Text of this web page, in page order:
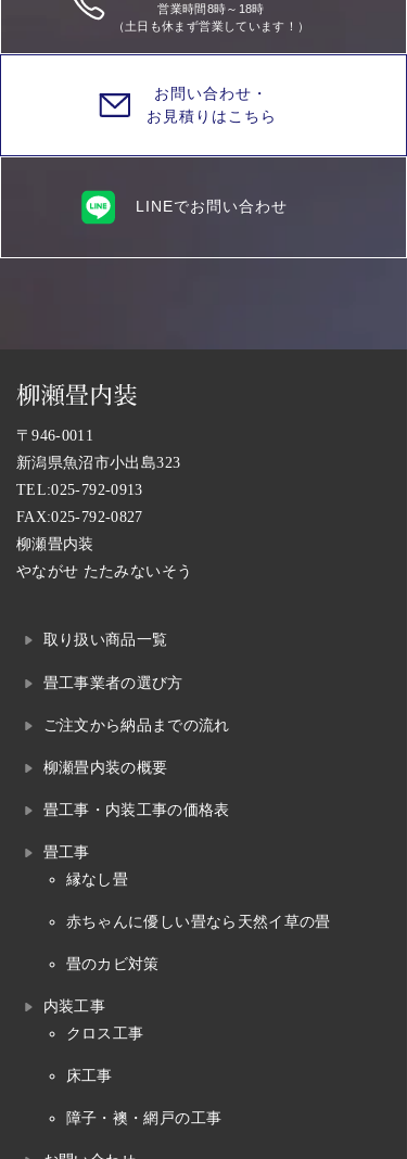
営業時間8時～18時
（土日も休まず営業しています！）
お問い合わせ・
お見積りはこちら
LINEでお問い合わせ
〒946-0011
新潟県魚沼市小出島323
TEL:025-792-0913
FAX:025-792-0827
柳瀬畳内装
やながせ たたみないそう
取り扱い商品一覧
畳工事業者の選び方
ご注文から納品までの流れ
柳瀬畳内装の概要
畳工事・内装工事の価格表
畳工事
縁なし畳
赤ちゃんに優しい畳なら天然イ草の畳
畳のカビ対策
内装工事
クロス工事
床工事
障子・襖・網戸の工事